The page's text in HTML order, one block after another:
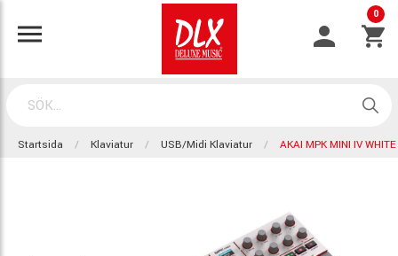
0
Startsida Klaviatur USB/Midi Klaviatur AKAI MPK MINI IV WHITE